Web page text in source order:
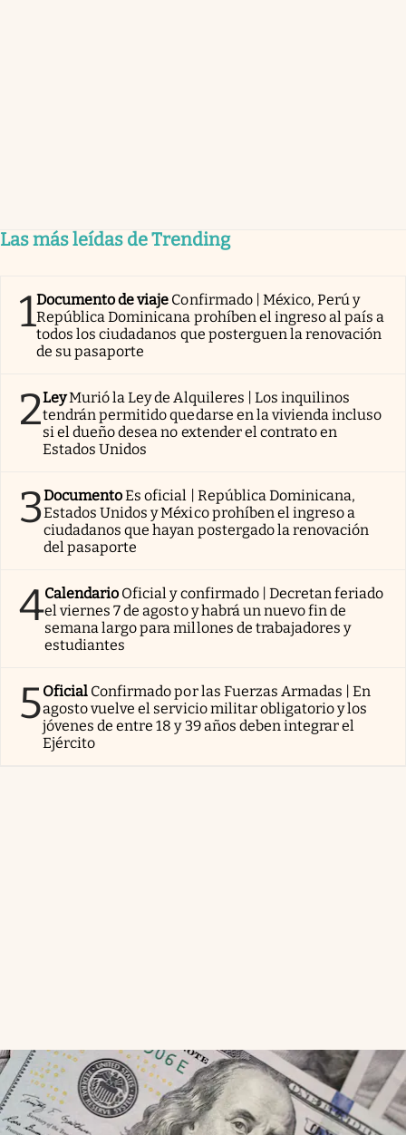
Las más leídas de Trending
1Documento de viaje Confirmado | México, Perú y
República Dominicana prohíben el ingreso al país a
todos los ciudadanos que posterguen la renovación
de su pasaporte
2LeyMurió la Ley de Alquileres | Los inquilinos
tendrán permitido quedarse en la vivienda incluso
si el dueño desea no extender el contrato en
Estados Unidos
3DocumentoEs oficial | República Dominicana,
Estados Unidos y México prohíben el ingreso a
ciudadanos que hayan postergado la renovación
del pasaporte
4Calendario Oficial y confirmado | Decretan feriado
el viernes 7 de agosto y habrá un nuevo fin de
semana largo para millones de trabajadores y
estudiantes
5Oficial Confirmado por las Fuerzas Armadas | En
agosto vuelve el servicio militar obligatorio y los
jóvenes de entre 18 y 39 años deben integrar el
Ejército